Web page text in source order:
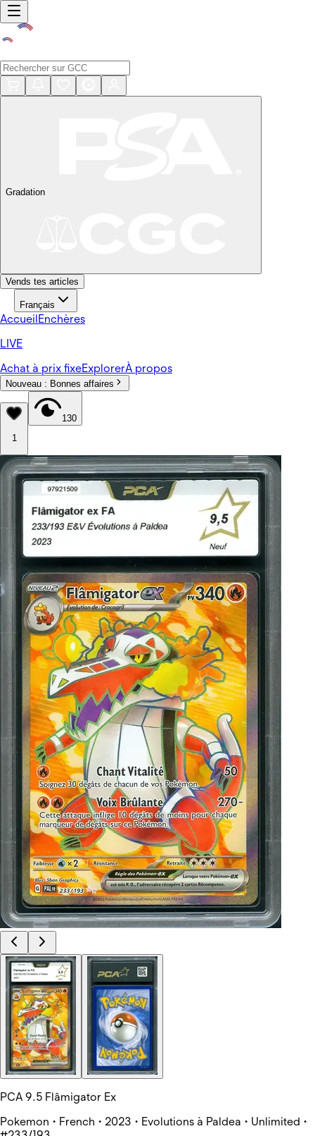
Gradation
Vends tes articles
Français
AccueilEnchères
LIVE
Achat à prix fixeExplorerÀ propos
Nouveau : Bonnes affaires
1
130
PCA 9.5 Flâmigator Ex
Pokemon • French • 2023 • Evolutions à Paldea • Unlimited •